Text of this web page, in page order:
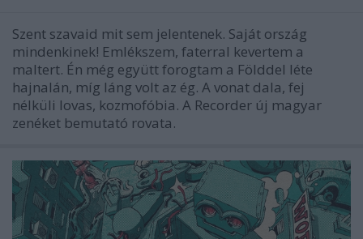
Szent szavaid mit sem jelentenek. Saját ország
mindenkinek! Emlékszem, faterral kevertem a
maltert. Én még együtt forogtam a Földdel léte
hajnalán, míg láng volt az ég. A vonat dala, fej
nélküli lovas, kozmofóbia. A Recorder új magyar
zenéket bemutató rovata.